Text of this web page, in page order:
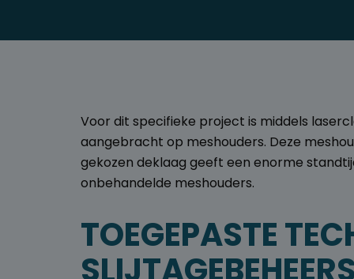
Voor dit specifieke project is middels
aangebracht op meshouders. Deze
gekozen deklaag geeft een enorme
onbehandelde meshouders.
TOEGEPASTE